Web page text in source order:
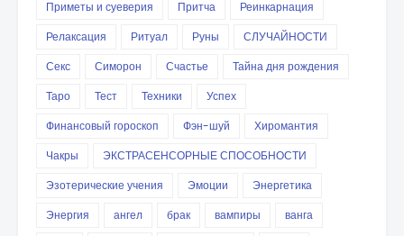
Приметы и суеверия
Притча
Реинкарнация
Релаксация
Ритуал Руны
СЛУЧАЙНОСТИ
Секс
Симорон Счастье
Тайна дня рождения
Таро
Тест Техники
Успех
Финансовый гороскоп
Фэн-шуй
Хиромантия
Чакры
ЭКСТРАСЕНСОРНЫЕ СПОСОБНОСТИ
Эзотерические учения
Эмоции
Энергетика
Энергия
ангел брак вампиры
ванга